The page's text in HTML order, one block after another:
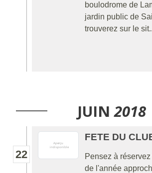
boulodrome de
jardin public de
trouverez sur le
JUIN 2018
22
FETE DU
Pensez à
de l'année